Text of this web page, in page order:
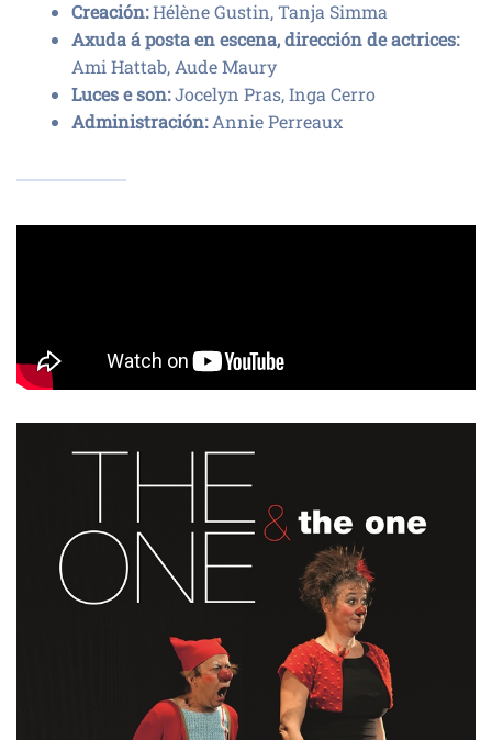
Creación:Hélène Gustin, Tanja Simma
Axuda á posta en escena, dirección de actrices:
Ami Hattab, Aude Maury
Luces e son:Jocelyn Pras, Inga Cerro
Administración:Annie Perreaux